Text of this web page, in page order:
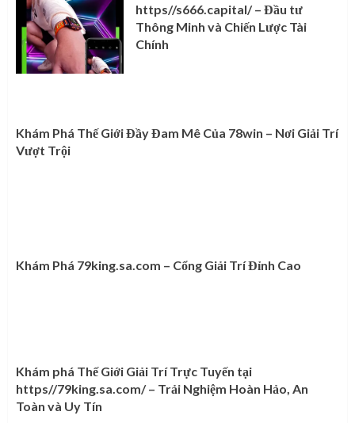
https//s666.capital/ – Đầu tư
Thông Minh và Chiến Lược Tài
Chính
Khám Phá Thế Giới Đầy Đam Mê Của 78win – Nơi Giải Trí
Vượt Trội
Khám Phá 79king.sa.com – Cổng Giải Trí Đỉnh Cao
Khám phá Thế Giới Giải Trí Trực Tuyến tại
https//79king.sa.com/ – Trải Nghiệm Hoàn Hảo, An
Toàn và Uy Tín